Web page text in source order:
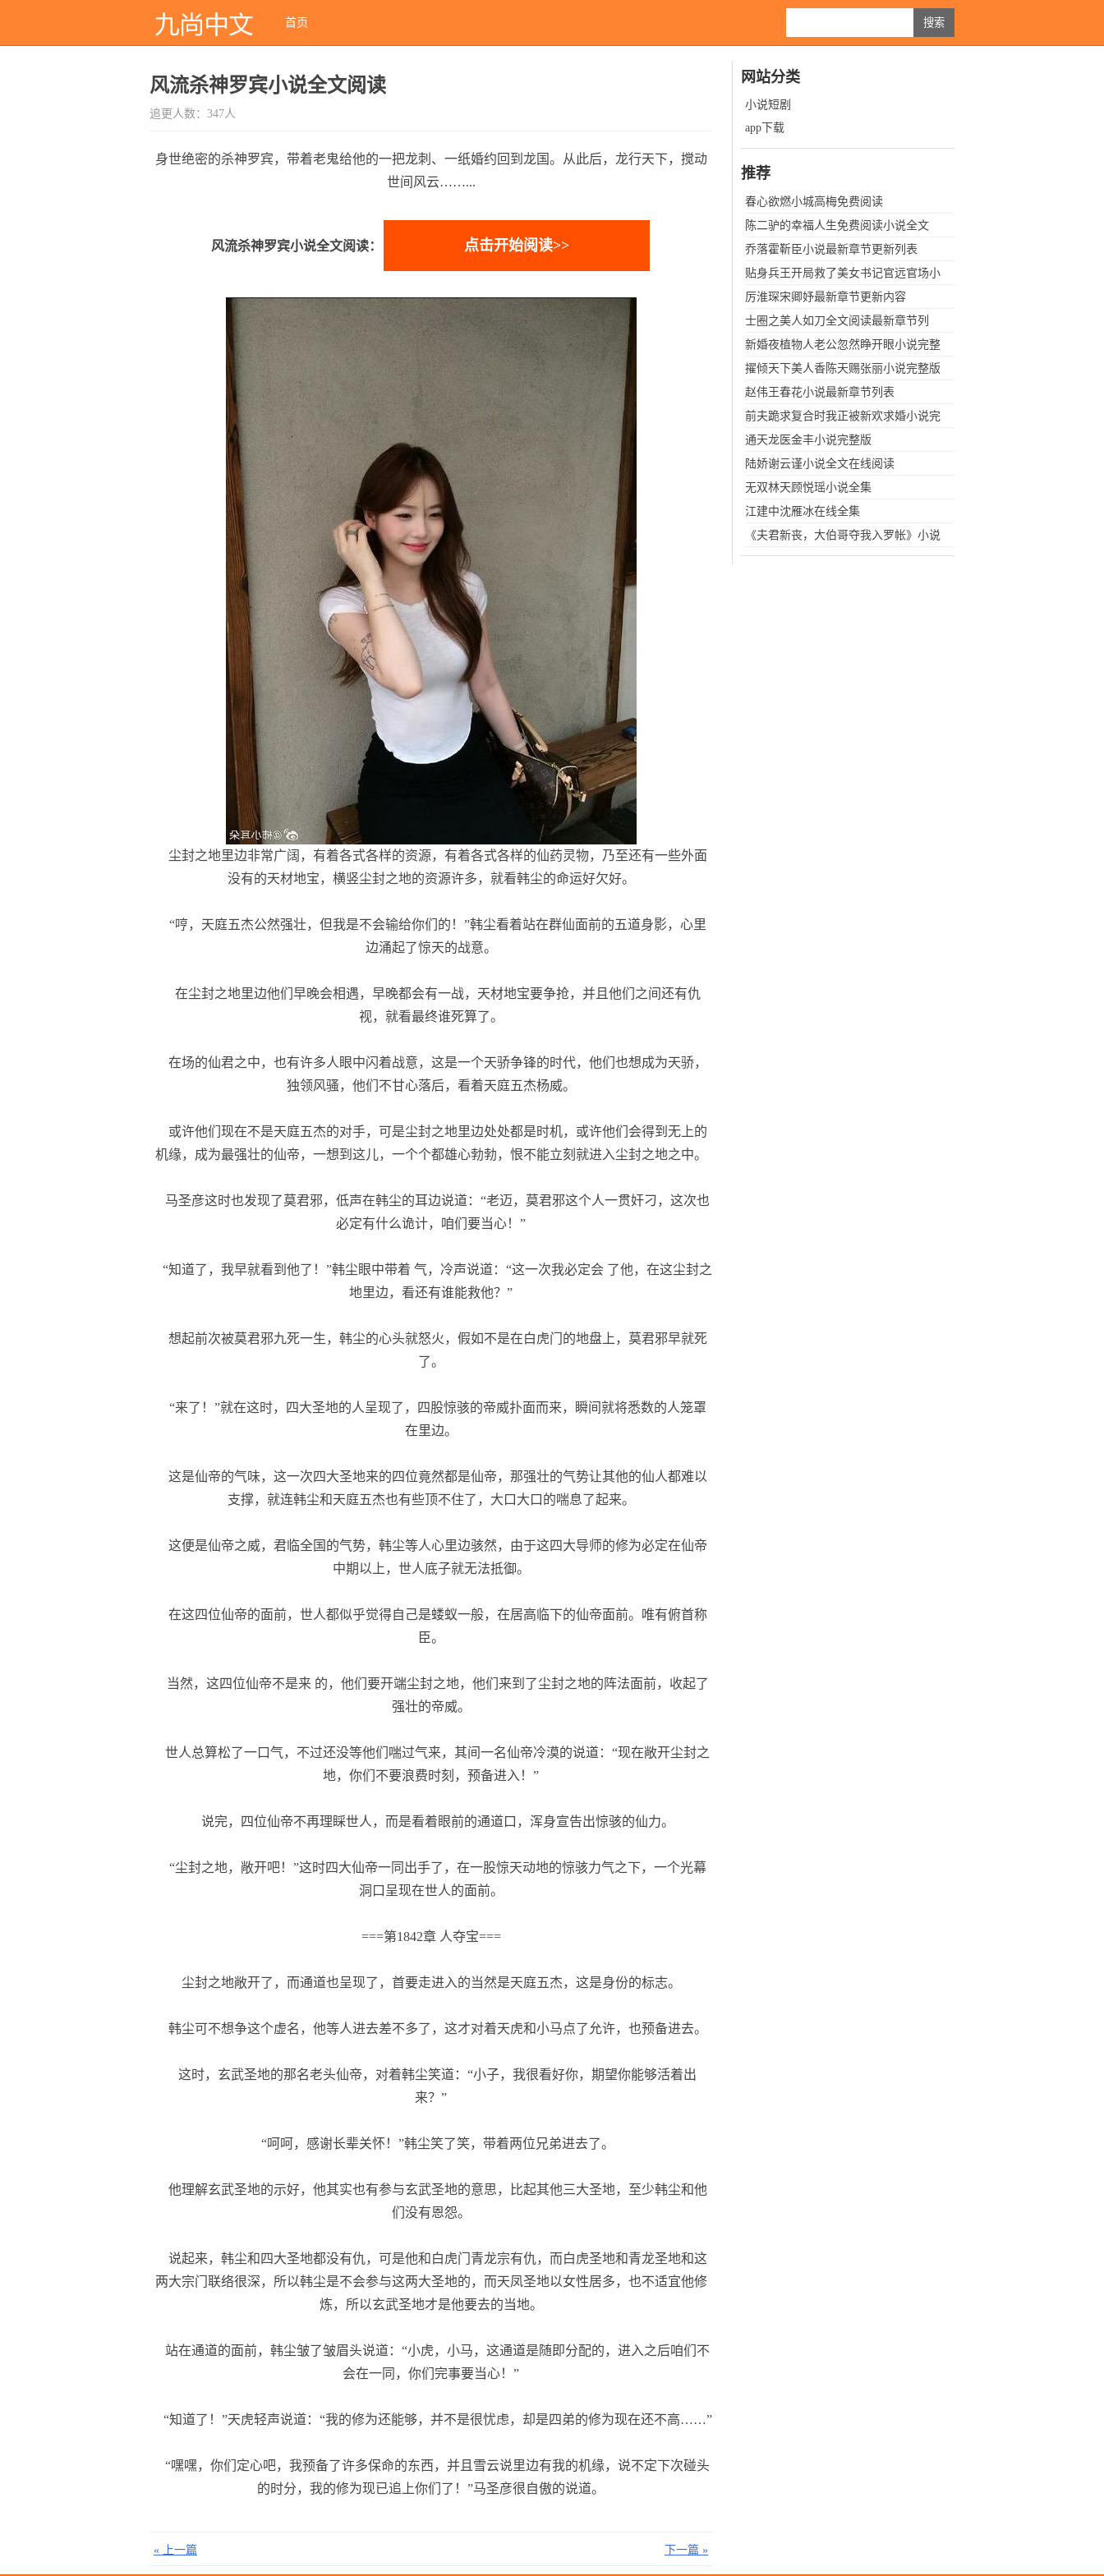
首页
风流杀神罗宾小说全文阅读
追更人数：347人
身世绝密的杀神罗宾，带着老鬼给他的一把龙刺、一纸婚约回到龙国。从此后，龙行天下，搅动
世间风云……...
风流杀神罗宾小说全文阅读： 点击开始阅读>>
尘封之地里边非常广阔，有着各式各样的资源，有着各式各样的仙药灵物，乃至还有一些外面
没有的天材地宝，横竖尘封之地的资源许多，就看韩尘的命运好欠好。
“哼，天庭五杰公然强壮，但我是不会输给你们的！”韩尘看着站在群仙面前的五道身影，心里
边涌起了惊天的战意。
在尘封之地里边他们早晚会相遇，早晚都会有一战，天材地宝要争抢，并且他们之间还有仇
视，就看最终谁死算了。
在场的仙君之中，也有许多人眼中闪着战意，这是一个天骄争锋的时代，他们也想成为天骄，
独领风骚，他们不甘心落后，看着天庭五杰杨威。
或许他们现在不是天庭五杰的对手，可是尘封之地里边处处都是时机，或许他们会得到无上的
机缘，成为最强壮的仙帝，一想到这儿，一个个都雄心勃勃，恨不能立刻就进入尘封之地之中。
马圣彦这时也发现了莫君邪，低声在韩尘的耳边说道：“老迈，莫君邪这个人一贯奸刁，这次也
必定有什么诡计，咱们要当心！”
“知道了，我早就看到他了！”韩尘眼中带着 气，冷声说道：“这一次我必定会 了他，在这尘封之
地里边，看还有谁能救他？”
想起前次被莫君邪九死一生，韩尘的心头就怒火，假如不是在白虎门的地盘上，莫君邪早就死
了。
“来了！”就在这时，四大圣地的人呈现了，四股惊骇的帝威扑面而来，瞬间就将悉数的人笼罩
在里边。
这是仙帝的气味，这一次四大圣地来的四位竟然都是仙帝，那强壮的气势让其他的仙人都难以
支撑，就连韩尘和天庭五杰也有些顶不住了，大口大口的喘息了起来。
这便是仙帝之威，君临全国的气势，韩尘等人心里边骇然，由于这四大导师的修为必定在仙帝
中期以上，世人底子就无法抵御。
在这四位仙帝的面前，世人都似乎觉得自己是蝼蚁一般，在居高临下的仙帝面前。唯有俯首称
臣。
当然，这四位仙帝不是来 的，他们要开端尘封之地，他们来到了尘封之地的阵法面前，收起了
强壮的帝威。
世人总算松了一口气，不过还没等他们喘过气来，其间一名仙帝冷漠的说道：“现在敞开尘封之
地，你们不要浪费时刻，预备进入！”
说完，四位仙帝不再理睬世人，而是看着眼前的通道口，浑身宣告出惊骇的仙力。
“尘封之地，敞开吧！”这时四大仙帝一同出手了，在一股惊天动地的惊骇力气之下，一个光幕
洞口呈现在世人的面前。
===第1842章 人夺宝===
尘封之地敞开了，而通道也呈现了，首要走进入的当然是天庭五杰，这是身份的标志。
韩尘可不想争这个虚名，他等人进去差不多了，这才对着天虎和小马点了允许，也预备进去。
这时，玄武圣地的那名老头仙帝，对着韩尘笑道：“小子，我很看好你，期望你能够活着出
来？”
“呵呵，感谢长辈关怀！”韩尘笑了笑，带着两位兄弟进去了。
他理解玄武圣地的示好，他其实也有参与玄武圣地的意思，比起其他三大圣地，至少韩尘和他
们没有恩怨。
说起来，韩尘和四大圣地都没有仇，可是他和白虎门青龙宗有仇，而白虎圣地和青龙圣地和这
两大宗门联络很深，所以韩尘是不会参与这两大圣地的，而天凤圣地以女性居多，也不适宜他修
炼，所以玄武圣地才是他要去的当地。
站在通道的面前，韩尘皱了皱眉头说道：“小虎，小马，这通道是随即分配的，进入之后咱们不
会在一同，你们完事要当心！”
“知道了！”天虎轻声说道：“我的修为还能够，并不是很忧虑，却是四弟的修为现在还不高……”
“嘿嘿，你们定心吧，我预备了许多保命的东西，并且雪云说里边有我的机缘，说不定下次碰头
的时分，我的修为现已追上你们了！”马圣彦很自傲的说道。
« 上一篇 下一篇 »
网站分类
小说短剧
app下载
推荐
春心欲燃小城高梅免费阅读
陈二驴的幸福人生免费阅读小说全文
乔落霍靳臣小说最新章节更新列表
贴身兵王开局救了美女书记官远官场小
说免费阅读全文最新章节
厉淮琛宋卿妤最新章节更新内容
士圈之美人如刀全文阅读最新章节列
新婚夜植物人老公忽然睁开眼小说完整
版
擢倾天下美人香陈天赐张丽小说完整版
赵伟王春花小说最新章节列表
前夫跪求复合时我正被新欢求婚小说完
整版
通天龙医金丰小说完整版
陆娇谢云谨小说全文在线阅读
无双林天顾悦瑶小说全集
江建中沈雁冰在线全集
《夫君新丧，大伯哥夺我入罗帐》小说
全文免费阅读